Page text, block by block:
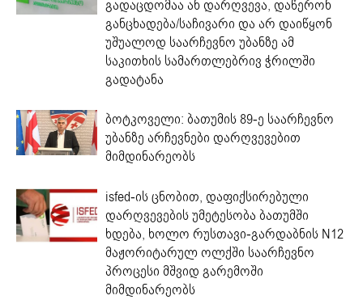
გადაცდომაა ან დარღვევა, დაწერონ
განცხადება/საჩივარი და არ დაიწყონ
უშუალოდ საარჩევნო უბანზე ამ
საკითხის სამართლებრივ ჭრილში
გადატანა
ბოტკოველი: ბათუმის 89-ე საარჩევნო
უბანზე არჩევნები დარღვევებით
მიმდინარეობს
isfed-ის ცნობით, დაფიქსირებული
დარღვევების უმეტესობა ბათუმში
ხდება, ხოლო რუსთავი-გარდაბნის N12
მაჟორიტარულ ოლქში საარჩევნო
პროცესი მშვიდ გარემოში
მიმდინარეობს